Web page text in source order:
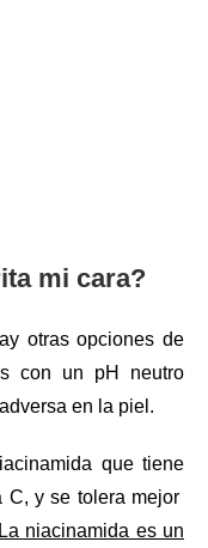
mi cara?
otras opciones de
con un pH neutro
en la piel.
que tiene
C, y se tolera mejor
La niacinamida es un